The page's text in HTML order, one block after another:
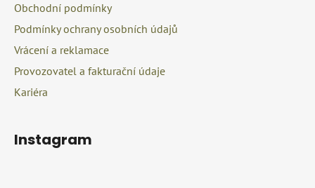
Obchodní podmínky
Podmínky ochrany osobních údajů
Vrácení a reklamace
Provozovatel a fakturační údaje
Kariéra
Instagram